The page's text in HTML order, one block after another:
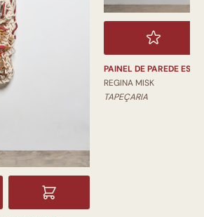
PAINEL DE PAREDE
REGINA MISK
TAPEÇARIA